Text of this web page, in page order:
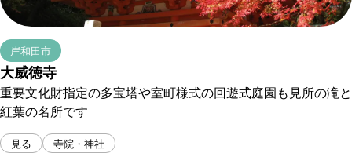
岸和田市
大威徳寺
重要文化財指定の多宝塔や室町様式の回遊式庭園も見所の滝と
紅葉の名所です
見る 寺院・神社